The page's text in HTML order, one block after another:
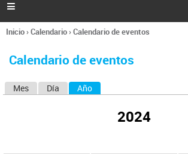
l

Se
usted
Inicio›Calendario›Calendario de eventos
Calendario de eventos
Mes Día Año
2024